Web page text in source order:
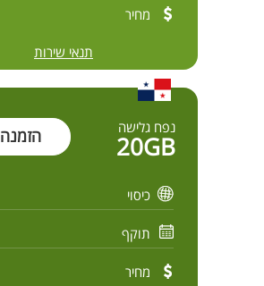
מחיר
תנאי שירות
נפח גלישה
20GB הזמנה
כיסוי
תוקף
מחיר